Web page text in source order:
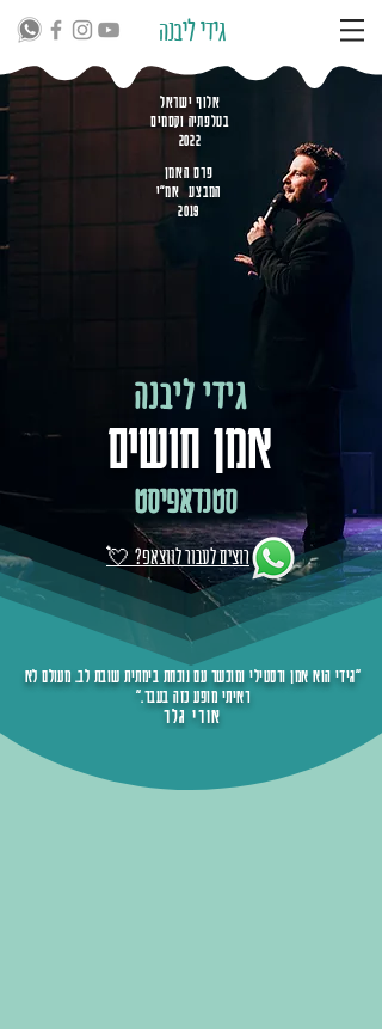
גידי ליבנה
אלוף ישראל
בטלפתיה וקסמים
2022
פרס האמן
המבצע אמ״י
2019
גידי ליבנה
אמן חושים
סטנדאפיסט
רוצים לעבור לווצאפ? 💘
"גידי הוא אמן ורסטילי ומוכשר עם נוכחת בימתית שובת לב. מעולם לא
ראיתי מופע כזה בעבר.״
אורי גלר